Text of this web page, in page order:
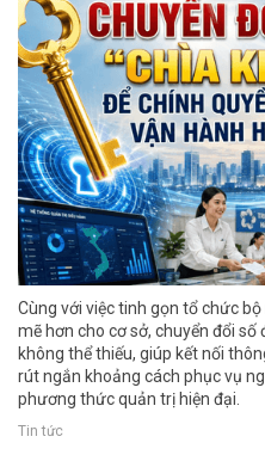
Cùng với việc tinh gọn tổ chức
mẽ hơn cho cơ sở, chuyển đổi
không thể thiếu, giúp kết nối
rút ngắn khoảng cách phục vụ
phương thức quản trị hiện đại.
Tin tức